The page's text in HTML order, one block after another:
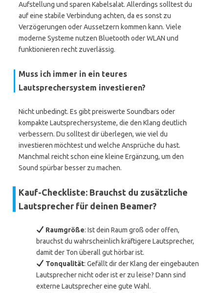
Aufstellung und sparen Kabelsalat. Allerdings solltest du
auf eine stabile Verbindung achten, da es sonst zu
Verzögerungen oder Aussetzern kommen kann. Viele
moderne Systeme nutzen Bluetooth oder WLAN und
funktionieren recht zuverlässig.
Muss ich immer in ein teures
Lautsprechersystem investieren?
Nicht unbedingt. Es gibt preiswerte Soundbars oder
kompakte Lautsprechersysteme, die den Klang deutlich
verbessern. Du solltest dir überlegen, wie viel du
investieren möchtest und welche Ansprüche du hast.
Manchmal reicht schon eine kleine Ergänzung, um den
Sound spürbar besser zu machen.
Kauf-Checkliste: Brauchst du zusätzliche
Lautsprecher für deinen Beamer?
Raumgröße: Ist dein Raum groß oder offen,
brauchst du wahrscheinlich kräftigere Lautsprecher,
damit der Ton überall gut hörbar ist.
Tonqualität: Gefällt dir der Klang der eingebauten
Lautsprecher nicht oder ist er zu leise? Dann sind
externe Lautsprecher eine gute Wahl.